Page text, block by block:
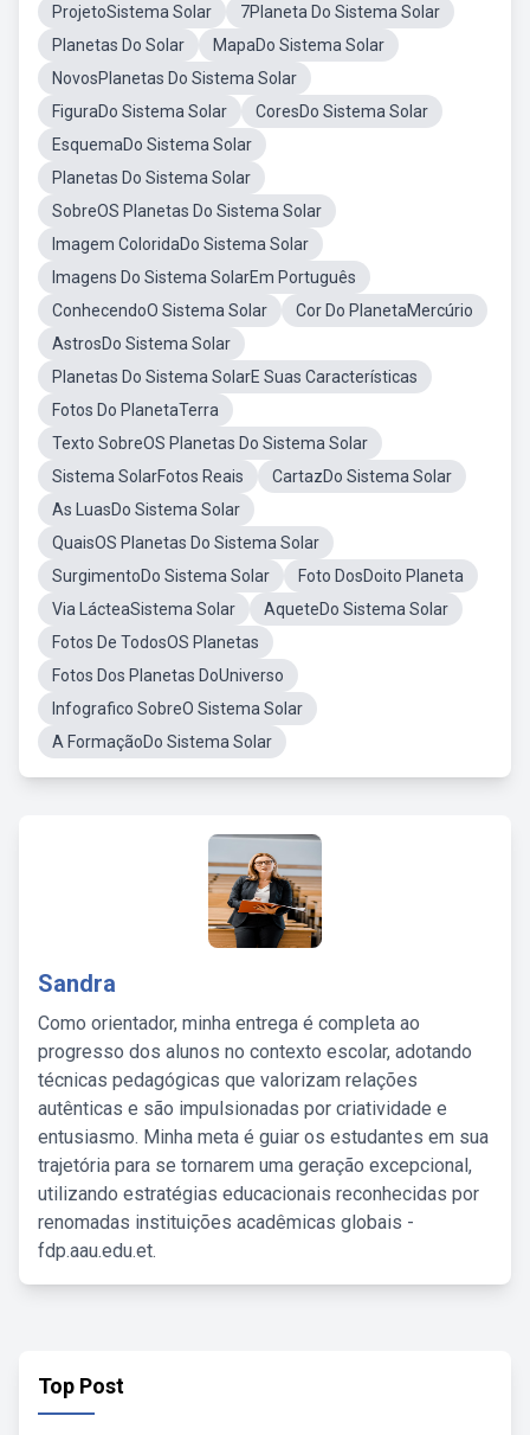
ProjetoSistema Solar
7Planeta Do Sistema Solar
Planetas Do Solar
MapaDo Sistema Solar
NovosPlanetas Do Sistema Solar
FiguraDo Sistema Solar
CoresDo Sistema Solar
EsquemaDo Sistema Solar
Planetas Do Sistema Solar
SobreOS Planetas Do Sistema Solar
Imagem ColoridaDo Sistema Solar
Imagens Do Sistema SolarEm Português
ConhecendoO Sistema Solar
Cor Do PlanetaMercúrio
AstrosDo Sistema Solar
Planetas Do Sistema SolarE Suas Características
Fotos Do PlanetaTerra
Texto SobreOS Planetas Do Sistema Solar
Sistema SolarFotos Reais
CartazDo Sistema Solar
As LuasDo Sistema Solar
QuaisOS Planetas Do Sistema Solar
SurgimentoDo Sistema Solar
Foto DosDoito Planeta
Via LácteaSistema Solar
AqueteDo Sistema Solar
Fotos De TodosOS Planetas
Fotos Dos Planetas DoUniverso
Infografico SobreO Sistema Solar
A FormaçãoDo Sistema Solar
Sandra
Como orientador, minha entrega é completa ao
progresso dos alunos no contexto escolar, adotando
técnicas pedagógicas que valorizam relações
autênticas e são impulsionadas por criatividade e
entusiasmo. Minha meta é guiar os estudantes em sua
trajetória para se tornarem uma geração excepcional,
utilizando estratégias educacionais reconhecidas por
renomadas instituições acadêmicas globais -
fdp.aau.edu.et.
Top Post